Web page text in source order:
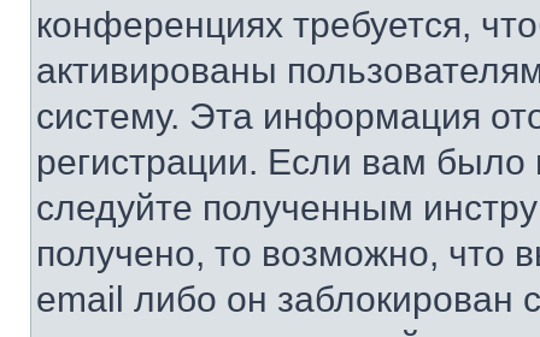
конференциях требуется,
активированы
систему. Эта информация
регистрации. Если вам
следуйте полученным
получено, то возможно, что
email либо он